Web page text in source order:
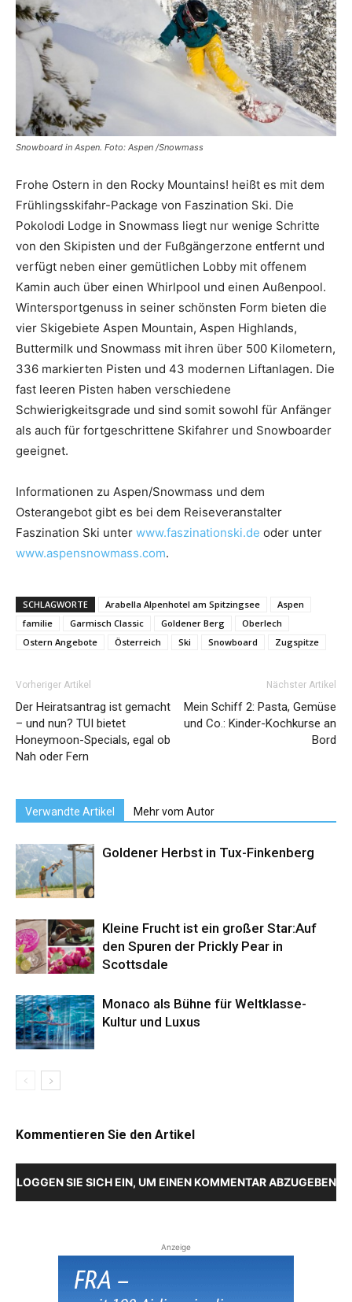
Snowboard in Aspen. Foto: Aspen /Snowmass
Frohe Ostern in den Rocky Mountains! heißt es mit dem
Frühlingsskifahr-Package von Faszination Ski. Die
Pokolodi Lodge in Snowmass liegt nur wenige Schritte
von den Skipisten und der Fußgängerzone entfernt und
verfügt neben einer gemütlichen Lobby mit offenem
Kamin auch über einen Whirlpool und einen Außenpool.
Wintersportgenuss in seiner schönsten Form bieten die
vier Skigebiete Aspen Mountain, Aspen Highlands,
Buttermilk und Snowmass mit ihren über 500 Kilometern,
336 markierten Pisten und 43 modernen Liftanlagen. Die
fast leeren Pisten haben verschiedene
Schwierigkeitsgrade und sind somit sowohl für Anfänger
als auch für fortgeschrittene Skifahrer und Snowboarder
geeignet.
Informationen zu Aspen/Snowmass und dem
Osterangebot gibt es bei dem Reiseveranstalter
Faszination Ski unter www.faszinationski.de oder unter
www.aspensnowmass.com.
SCHLAGWORTE Arabella Alpenhotel am Spitzingsee
Aspen
familie
Garmisch Classic Goldener Berg
Oberlech
Ostern Angebote
Österreich Ski Snowboard Zugspitze
Vorheriger Artikel
Der Heiratsantrag ist gemacht
– und nun? TUI bietet
Honeymoon-Specials, egal ob
Nah oder Fern
Nächster Artikel
Mein Schiff 2: Pasta, Gemüse
und Co.: Kinder-Kochkurse an
Bord
Verwandte Artikel Mehr vom Autor
Goldener Herbst in Tux-Finkenberg
Kleine Frucht ist ein großer Star:Auf
den Spuren der Prickly Pear in
Scottsdale
Monaco als Bühne für Weltklasse-
Kultur und Luxus
Kommentieren Sie den Artikel
LOGGEN SIE SICH EIN, UM EINEN KOMMENTAR ABZUGEBEN
Anzeige